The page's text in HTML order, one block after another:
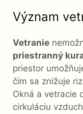
Význam
Vetranie
priestranný
priestor
čím sa znižuje
Okná a vetracie
cirkuláciu